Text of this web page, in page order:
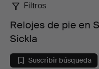
Relojes
de
pie
Filtros
Relojes de pie en
Sickla
Suscribir búsqueda